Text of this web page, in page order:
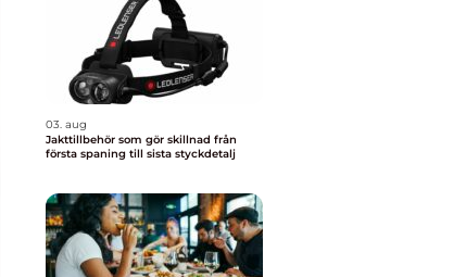
03. aug
Jakttillbehör som gör skillnad från
första spaning till sista styckdetalj